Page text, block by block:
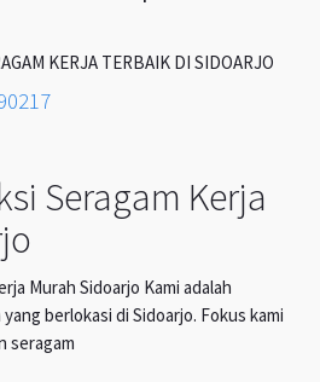
KERJA TERBAIK DI SIDOARJO
Seragam Kerja
Murah Sidoarjo Kami adalah
berlokasi di Sidoarjo. Fokus kami
seragam